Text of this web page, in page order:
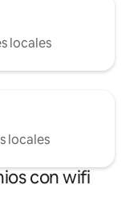
locales
locales
con wifi